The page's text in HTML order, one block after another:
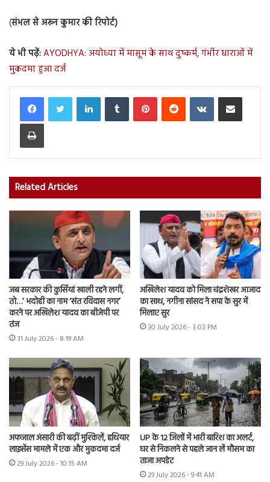
(संभल से अरून कुमार की रिपोर्ट)
ये भी पढ़ें:AYODHYA: अयोध्या में मासूम के साथ दुष्कर्म, गंभीर धाराओं में
मुकदमा हुआ दर्ज
LinkedInTumblr PinterestReddit VKontakteShare via Email
Print
Related Articles
जब सरकार की कुर्सियां खाली रहने लगीं,
तो…’ भदोही का नाम ‘संत रविदास नगर’
करने पर अखिलेश यादव का बीजेपी पर
तंज
31 July 2026 - 8:19 AM
अखिलेश यादव को मिला चंद्रशेखर आजाद
का साथ, नगीना सांसद ने सपा के सुर में
मिलाए सुर
30 July 2026 - 3:03 PM
अफजाल अंसारी की बढ़ीं मुश्किलें, हथियार
लाइसेंस मामले में एक और मुकदमा दर्ज
29 July 2026 - 10:15 AM
UP के 12 जिलों में भारी बारिश का अलर्ट,
घर से निकलने से पहले जान लें मौसम का
ताजा अपडेट
29 July 2026 - 9:41 AM